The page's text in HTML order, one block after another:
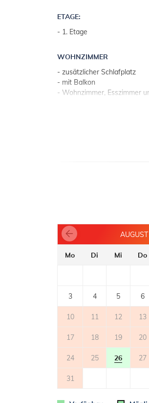
ETAGE:
- 1. Etage
WOHNZIMMER
- zusätzlicher Schlafplatz
- mit Balkon
- Wohnzimmer, Esszimmer
- Elektrokocher
- Kühlschrank mit Tiefkühler:
- Mikrowellenherd
- Kaffeemaschine
- privater Balkon
- Tisch und Stühle auf dem
- Liegestühle
- Balkonfläche: 24m2
- gemeinsamer Garten
- Fahrradabstellplatz
Mo Di Mi Do
3 4 5 6
10 11 12 13
17 18 19 20
24 25 26 27
31